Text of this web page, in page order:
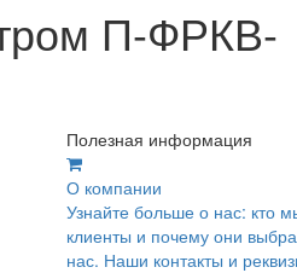
П-ФРКВ-
Полезная информация
О компании
Узнайте больше о нас: кто
клиенты и почему они
нас. Наши контакты и